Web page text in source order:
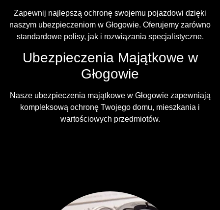
Zapewnij najlepszą ochronę swojemu pojazdowi dzięki
naszym ubezpieczeniom w Głogowie. Oferujemy zarówno
standardowe polisy, jak i rozwiązania specjalistyczne.
Ubezpieczenia Majątkowe w
Głogowie
Nasze ubezpieczenia majątkowe w Głogowie zapewniają
kompleksową ochronę Twojego domu, mieszkania i
wartościowych przedmiotów.